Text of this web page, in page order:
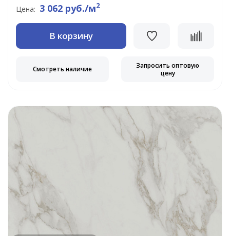
Цена: 3 062 руб./м2
В корзину
Смотреть наличие
Запросить оптовую
цену